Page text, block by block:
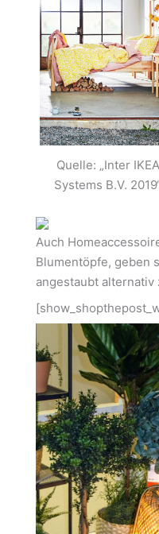
Quelle: „Inter IKEA
Systems B.V.
Auch
Blumentöpfe, geben
angestaubt alternativ